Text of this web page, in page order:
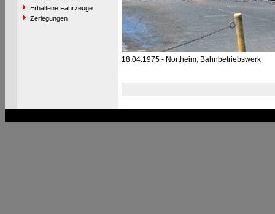
Erhaltene Fahrzeuge
Zerlegungen
18.04.1975 - Northeim, Bahnbetriebswerk